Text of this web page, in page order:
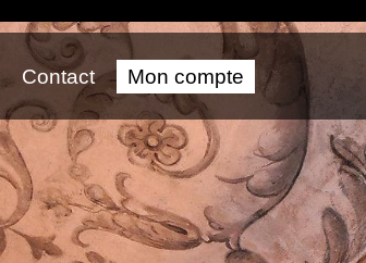
Contact Mon compte